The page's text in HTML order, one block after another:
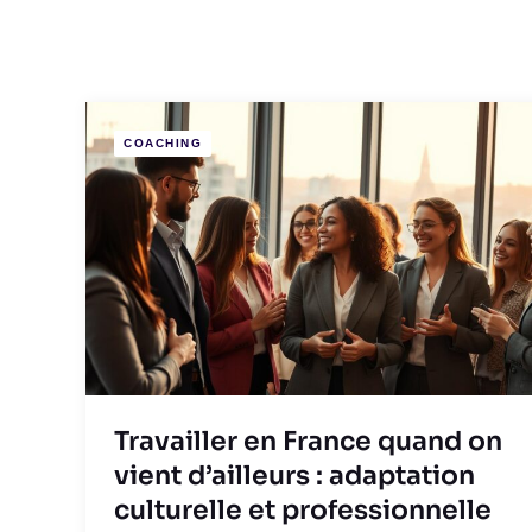
COACHING
Travailler en France quand on
vient d’ailleurs : adaptation
culturelle et professionnelle